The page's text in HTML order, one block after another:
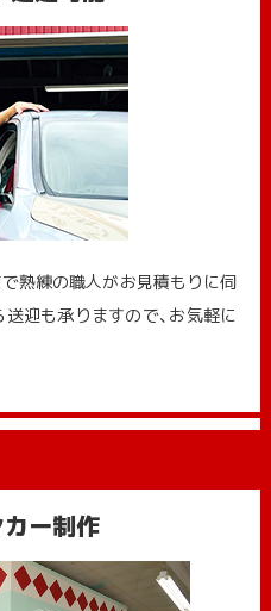
熟練の職人がお見積もりに伺
迎も承りますので、お気軽に
ー制作